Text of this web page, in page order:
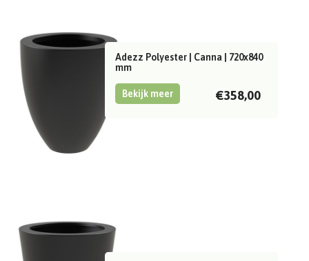
Adezz Polyester | Canna | 720x840
mm
Bekijk meer €358,00